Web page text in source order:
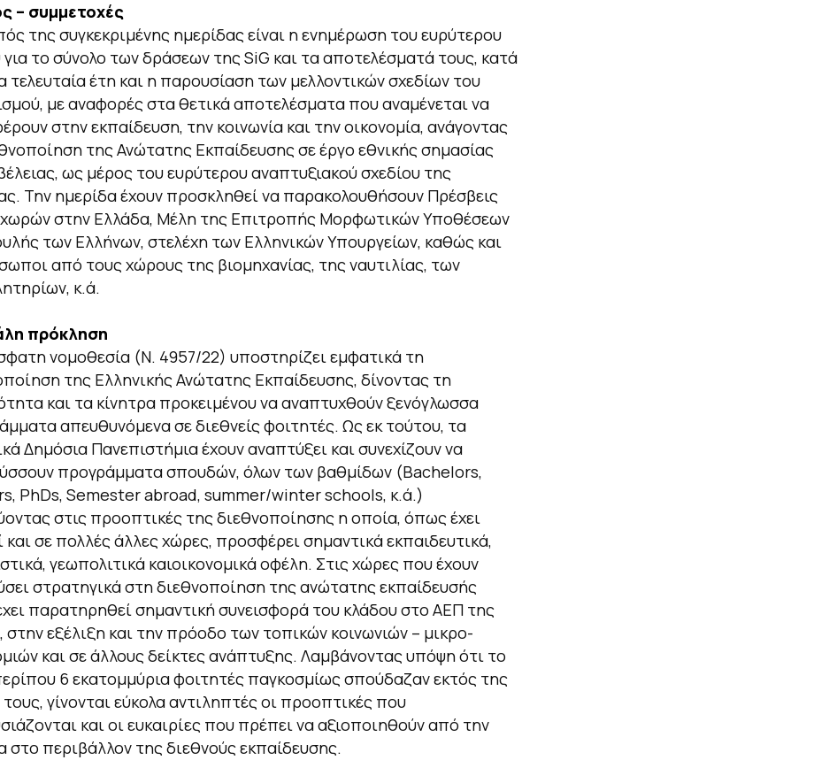
– συμμετοχές
της συγκεκριμένης ημερίδας είναι η ενημέρωση του ευρύτερου
για το σύνολο των δράσεων της SiG και τα αποτελέσματά τους, κατά
τελευταία έτη και η παρουσίαση των μελλοντικών σχεδίων του
με αναφορές στα θετικά αποτελέσματα που αναμένεται να
στην εκπαίδευση, την κοινωνία και την οικονομία, ανάγοντας
της Ανώτατης Εκπαίδευσης σε έργο εθνικής σημασίας
ως μέρος του ευρύτερου αναπτυξιακού σχεδίου της
Την ημερίδα έχουν προσκληθεί να παρακολουθήσουν Πρέσβεις
στην Ελλάδα, Μέλη της Επιτροπής Μορφωτικών Υποθέσεων
των Ελλήνων, στελέχη των Ελληνικών Υπουργείων, καθώς και
από τους χώρους της βιομηχανίας, της ναυτιλίας, των
κ.ά.
πρόκληση
νομοθεσία (Ν. 4957/22) υποστηρίζει εμφατικά τη
της Ελληνικής Ανώτατης Εκπαίδευσης, δίνοντας τη
και τα κίνητρα προκειμένου να αναπτυχθούν ξενόγλωσσα
απευθυνόμενα σε διεθνείς φοιτητές. Ως εκ τούτου, τα
Δημόσια Πανεπιστήμια έχουν αναπτύξει και συνεχίζουν να
προγράμματα σπουδών, όλων των βαθμίδων (Bachelors,
PhDs, Semester abroad, summer/winter schools, κ.ά.)
στις προοπτικές της διεθνοποίησης η οποία, όπως έχει
και σε πολλές άλλες χώρες, προσφέρει σημαντικά εκπαιδευτικά,
γεωπολιτικά καιοικονομικά οφέλη. Στις χώρες που έχουν
στρατηγικά στη διεθνοποίηση της ανώτατης εκπαίδευσής
παρατηρηθεί σημαντική συνεισφορά του κλάδου στο ΑΕΠ της
εξέλιξη και την πρόοδο των τοπικών κοινωνιών – μικρο-
και σε άλλους δείκτες ανάπτυξης. Λαμβάνοντας υπόψη ότι το
6 εκατομμύρια φοιτητές παγκοσμίως σπούδαζαν εκτός της
γίνονται εύκολα αντιληπτές οι προοπτικές που
και οι ευκαιρίες που πρέπει να αξιοποιηθούν από την
στο περιβάλλον της διεθνούς εκπαίδευσης.